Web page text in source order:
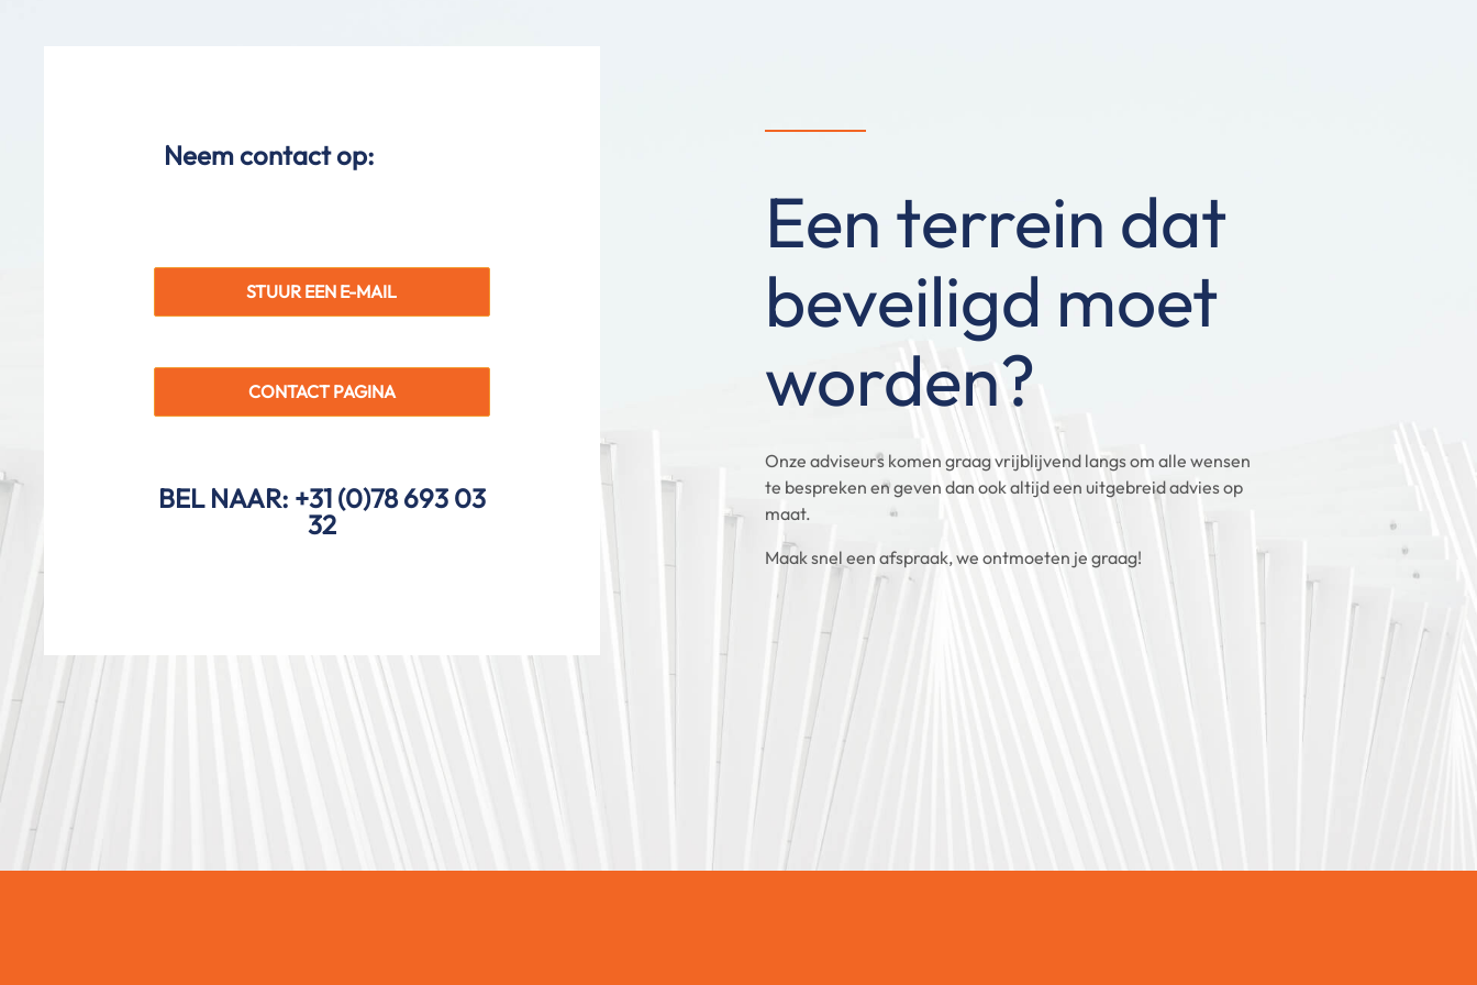
Neem contact op:
STUUR EEN E-MAIL
CONTACT PAGINA
BEL NAAR: +31 (0)78 693 03
32
Een terrein dat
beveiligd moet
worden?
Onze adviseurs komen graag vrijblijvend langs om alle wensen
te bespreken en geven dan ook altijd een uitgebreid advies op
maat.
Maak snel een afspraak, we ontmoeten je graag!